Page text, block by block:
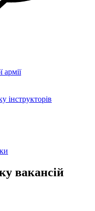
армії
інструкторів
вакансій